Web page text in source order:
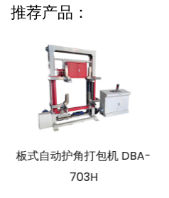
推荐产品：
板式自动护角打包机 DBA-
703H